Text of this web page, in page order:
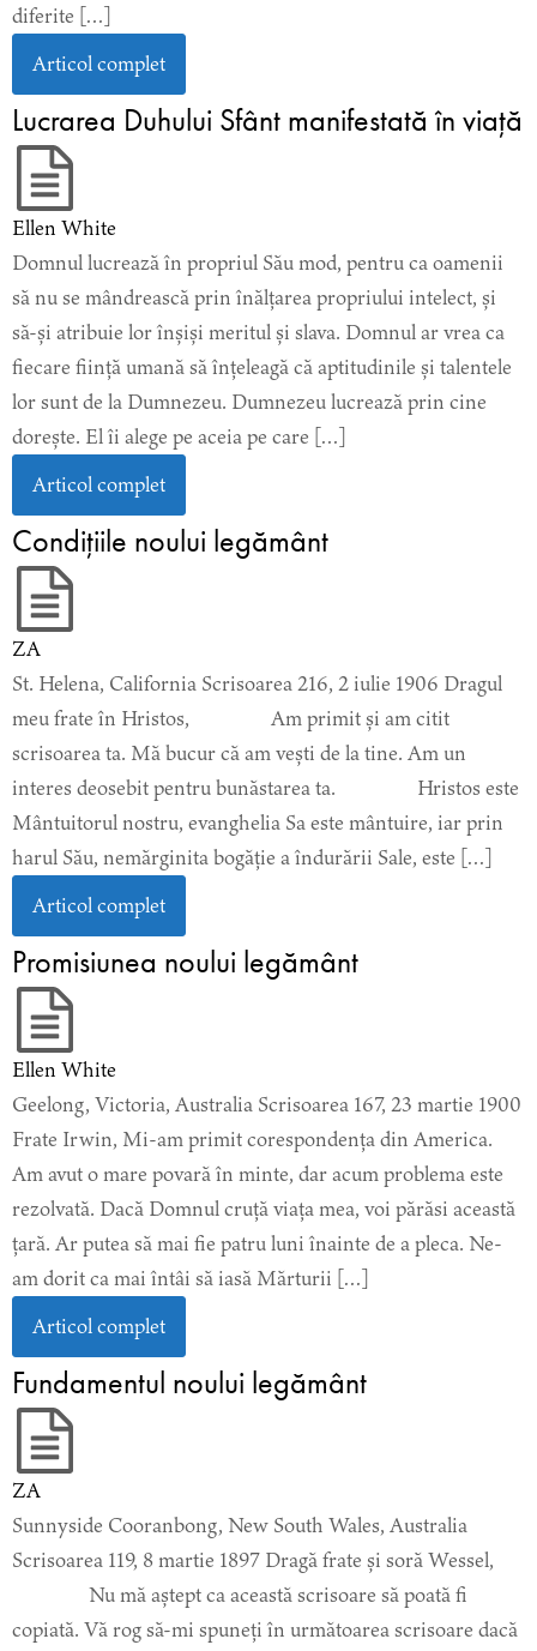
diferite […]
Articol complet
Lucrarea Duhului Sfânt manifestată în viață
Ellen White
Domnul lucrează în propriul Său mod, pentru ca oamenii
să nu se mândrească prin înălțarea propriului intelect, și
să-și atribuie lor înșiși meritul și slava. Domnul ar vrea ca
fiecare ființă umană să înțeleagă că aptitudinile și talentele
lor sunt de la Dumnezeu. Dumnezeu lucrează prin cine
dorește. El îi alege pe aceia pe care […]
Articol complet
Condițiile noului legământ
ZA
St. Helena, California Scrisoarea 216, 2 iulie 1906 Dragul
meu frate în Hristos, Am primit și am citit
scrisoarea ta. Mă bucur că am vești de la tine. Am un
interes deosebit pentru bunăstarea ta. Hristos este
Mântuitorul nostru, evanghelia Sa este mântuire, iar prin
harul Său, nemărginita bogăție a îndurării Sale, este […]
Articol complet
Promisiunea noului legământ
Ellen White
Geelong, Victoria, Australia Scrisoarea 167, 23 martie 1900
Frate Irwin, Mi-am primit corespondența din America.
Am avut o mare povară în minte, dar acum problema este
rezolvată. Dacă Domnul cruță viața mea, voi părăsi această
țară. Ar putea să mai fie patru luni înainte de a pleca. Ne-
am dorit ca mai întâi să iasă Mărturii […]
Articol complet
Fundamentul noului legământ
ZA
Sunnyside Cooranbong, New South Wales, Australia
Scrisoarea 119, 8 martie 1897 Dragă frate și soră Wessel,
Nu mă aștept ca această scrisoare să poată fi
copiată. Vă rog să-mi spuneți în următoarea scrisoare dacă